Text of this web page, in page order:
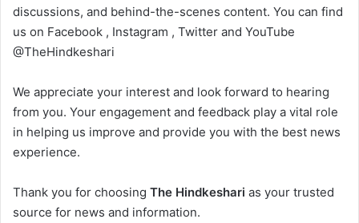
discussions, and behind-the-scenes content. You can find
us on Facebook , Instagram , Twitter and YouTube
@TheHindkeshari
We appreciate your interest and look forward to hearing
from you. Your engagement and feedback play a vital role
in helping us improve and provide you with the best news
experience.
Thank you for choosing The Hindkeshari as your trusted
source for news and information.